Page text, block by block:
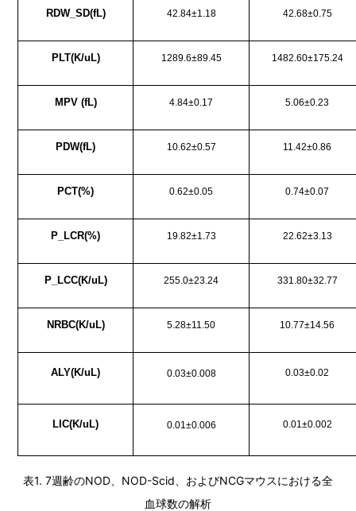
RDW_SD(fL) 42.84±1.18 42.68±0.75
PLT(K/uL) 1289.6±89.45 1482.60±175.24
MPV (fL) 4.84±0.17 5.06±0.23
PDW(fL) 10.62±0.57 11.42±0.86
PCT(%) 0.62±0.05 0.74±0.07
P_LCR(%) 19.82±1.73 22.62±3.13
P_LCC(K/uL) 255.0±23.24 331.80±32.77
NRBC(K/uL) 5.28±11.50 10.77±14.56
ALY(K/uL) 0.03±0.008 0.03±0.02
LIC(K/uL) 0.01±0.006 0.01±0.002
表1. 7週齢のNOD、NOD-Scid、およびNCGマウスにおける全
血球数の解析